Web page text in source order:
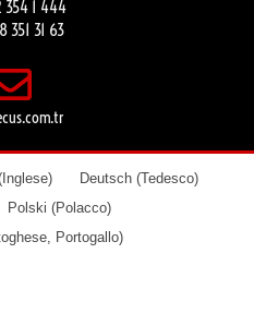
354 1 444
351 31 63
Inglese) Deutsch (Tedesco)
Polski (Polacco)
Portogallo)